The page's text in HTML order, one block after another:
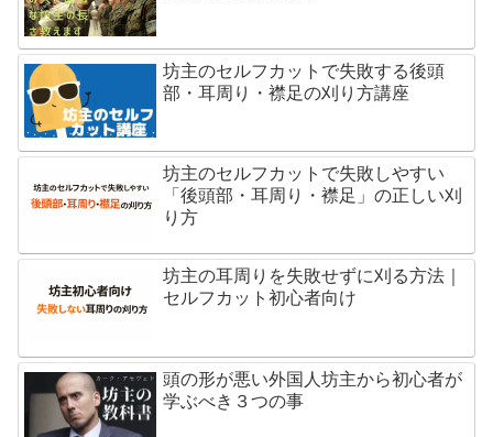
坊主のセルフカットで失敗する後頭
部・耳周り・襟足の刈り方講座
坊主のセルフカットで失敗しやすい
「後頭部・耳周り・襟足」の正しい刈
り方
坊主の耳周りを失敗せずに刈る方法｜
セルフカット初心者向け
頭の形が悪い外国人坊主から初心者が
学ぶべき３つの事